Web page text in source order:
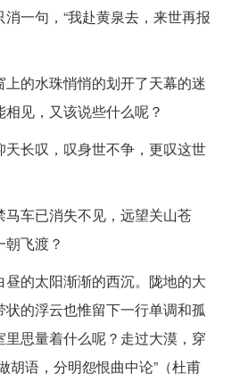
一句，“我赴黄泉去，来世再报
的水珠悄悄的划开了天幕的迷
见，又该说些什么呢？
长叹，叹身世不争，更叹这世
车已消失不见，远望关山苍
飞渡？
的太阳渐渐的西沉。陇地的大
的浮云也惟留下一行单调和孤
思量着什么呢？走过大漠，穿
胡语，分明怨恨曲中论”（杜甫